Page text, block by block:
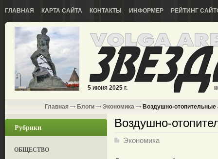
ГЛАВНАЯ КАРТА САЙТА КОНТАКТЫ ИНФОРМЕР РЕЙТИНГ
5 июня 2025 г.
Главная Блоги Экономика Воздушно-отопительные
Рубрики
ОБЩЕСТВО
Воздушно-
Экономика